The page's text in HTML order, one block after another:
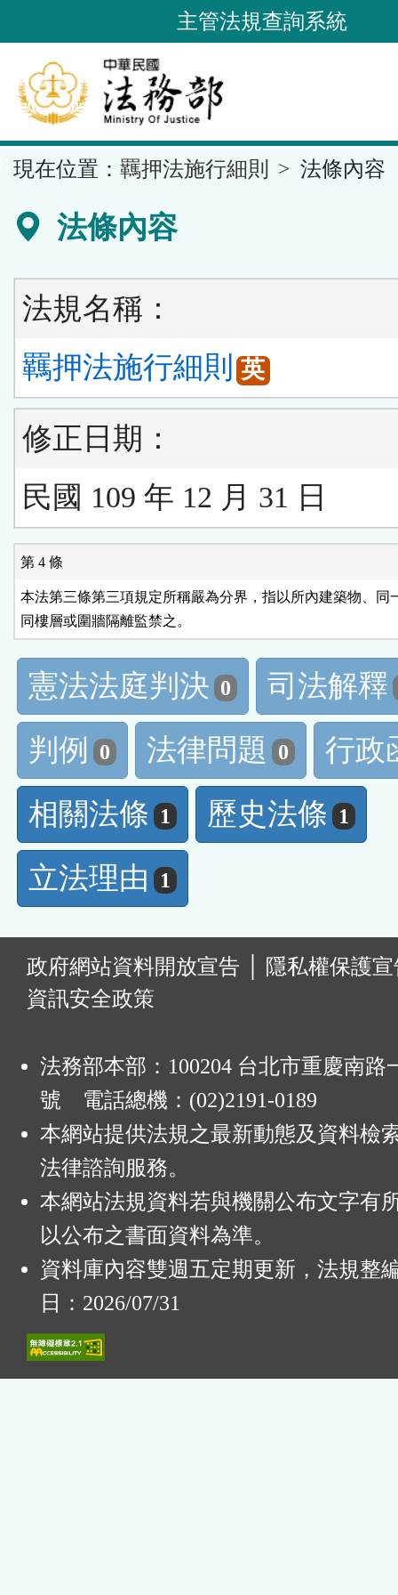
到
要
內
容
區
主管法規查詢系統
現在位置： 羈押法施行細則 法條內容
法條內容
法規名稱：
羈押法施行細則 英
修正日期：
民國 109 年 12 月 31 日
第 4 條
本法第三條第三項規定所稱嚴為分界，指以所內建築物、同
同樓層或圍牆隔離監禁之。
憲法法庭判決 0
司法解釋
判例
0 法律問題 0
行政
相關法條
1 歷史法條 1
立法理由 1
政府網站資料開放宣告
隱私權保護
資訊安全政策
法務部本部：100204 台北市重慶南路
號 電話總機：(02)2191-0189
本網站提供法規之最新動態及資料檢
法律諮詢服務。
本網站法規資料若與機關公布文字有
以公布之書面資料為準。
資料庫內容雙週五定期更新，法規整
日：2026/07/31